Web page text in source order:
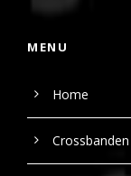
MENU
Home
Crossbanden